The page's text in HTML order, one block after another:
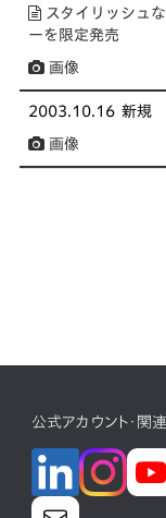
スタイリッシュ
ーを限定発売
画像
2003.10.16 新規
画像
公式アカウント・関